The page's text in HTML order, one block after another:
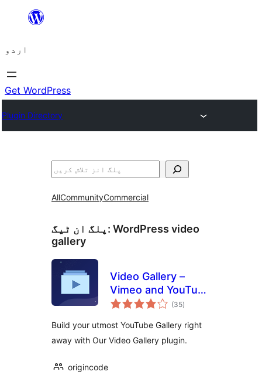
چھوڑیں
پر
جائیں
اردو
Get WordPress
Plugin Directory
تلاش
AllCommunityCommercial
پلگ ان ٹیگ: WordPress video
gallery
Video Gallery –
Vimeo and YouTube
Gallery
(35مجموعی
درجہ
)
Build your utmost YouTube Gallery right
away with Our Video Gallery plugin.
origincode